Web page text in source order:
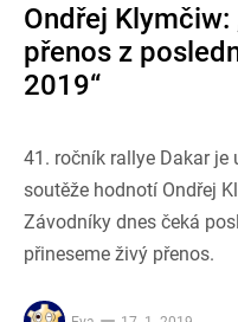
Ondřej Klymčiw:
přenos z
2019“
41. ročník rallye Dakar je
soutěže hodnotí Ondřej
Závodníky dnes čeká
přineseme živý přenos.